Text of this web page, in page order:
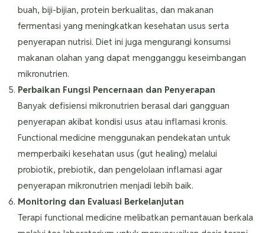
buah, biji-bijian, protein berkualitas, dan makanan
fermentasi yang meningkatkan kesehatan usus serta
penyerapan nutrisi. Diet ini juga mengurangi konsumsi
makanan olahan yang dapat mengganggu keseimbangan
mikronutrien.
Perbaikan Fungsi Pencernaan dan Penyerapan
Banyak defisiensi mikronutrien berasal dari gangguan
penyerapan akibat kondisi usus atau inflamasi kronis.
Functional medicine menggunakan pendekatan untuk
memperbaiki kesehatan usus (gut healing) melalui
probiotik, prebiotik, dan pengelolaan inflamasi agar
penyerapan mikronutrien menjadi lebih baik.
Monitoring dan Evaluasi Berkelanjutan
Terapi functional medicine melibatkan pemantauan berkala